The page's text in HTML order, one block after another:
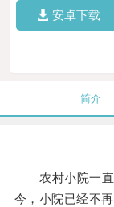
安卓下载
简介
农村小院一直
今，小院已经不